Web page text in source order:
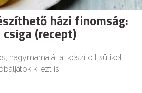
házi finomság:
csiga (recept)
nagymama által készített sütiket
ki ezt is!